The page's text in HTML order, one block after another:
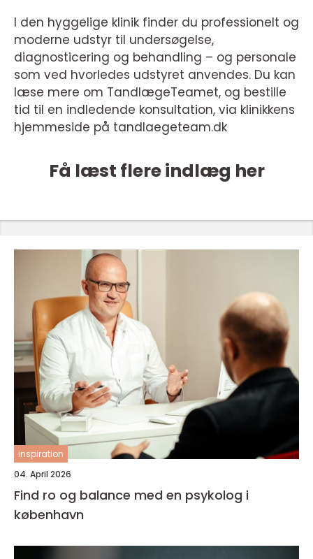
I den hyggelige klinik finder du professionelt og
moderne udstyr til undersøgelse,
diagnosticering og behandling – og personale
som ved hvorledes udstyret anvendes. Du kan
læse mere om TandlægeTeamet, og bestille
tid til en indledende konsultation, via klinikkens
hjemmeside på tandlaegeteam.dk
Få læst flere indlæg her
inspiration
04. April 2026
Find ro og balance med en psykolog i
københavn